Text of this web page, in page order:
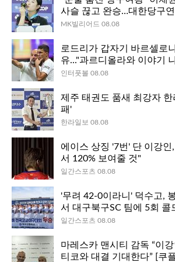
사슬 끊고 완승…대한당구
MK빌리어드 08.08
로드리가 갑자기 바르셀로
유..."과르디올라와 이야기
역할 했어"
인터풋볼 08.08
제주 태권도 품새 최강자 한
패'
한라일보 08.08
에이스 상징 '7번' 단 이강인,
서 120% 보여줄 것"
일간스포츠 08.08
'무려 42-0이라니' 덕수고,
서 대구북구SC 팀에 5회 콜
일간스포츠 08.08
마레스카 맨시티 감독 “이
티코와 대결 기대한다” [쿠